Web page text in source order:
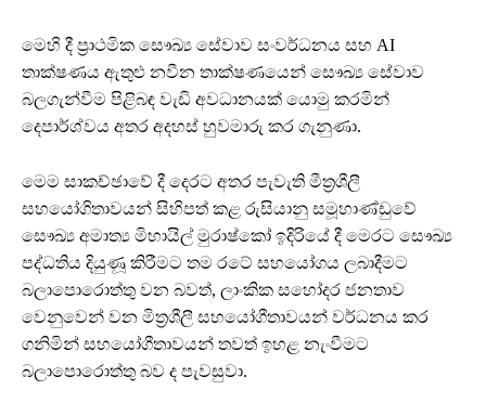
මෙහි දී ප්‍රාථමික සෞඛ්‍ය සේවාව සංවර්ධනය සහ AI
තාක්ෂණය ඇතුළු නවීන තාක්ෂණයෙන් සෞඛ්‍ය සේවාව
බලගැන්වීම පිළිබඳ වැඩි අවධානයක් යොමු කරමින්
දෙපාර්ශ්වය අතර අදහස් හුවමාරු කර ගැනුණා.
මෙම සාකච්ඡාවේ දී දෙරට අතර පැවැති මීත්‍රශීලී
සහයෝගිතාවයන් සිහිපත් කළ රුසියානු සමූහාණ්ඩුවේ
සෞඛ්‍ය අමාත්‍ය මිහායිල් මුරාෂ්කෝ ඉදිරියේ දී මෙරට සෞඛ්‍ය
පද්ධතිය දියුණූ කිරීමට තම රටේ සහයෝගය ලබාදීමට
බලාපොරොත්තු වන බවත්, ලාංකික සහෝදර ජනතාව
වෙනුවෙන් වන මිත්‍රශීලී සහයෝගීතාවයන් වර්ධනය කර
ගනිමින් සහයෝගීතාවයන් තවත් ඉහළ නැංවීමට
බලාපොරොත්තු බව ද පැවසුවා.